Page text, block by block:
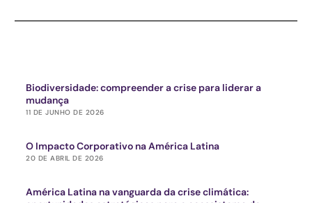
Biodiversidade: compreender a crise para liderar a
mudança
11 DE JUNHO DE 2026
O Impacto Corporativo na América Latina
20 DE ABRIL DE 2026
América Latina na vanguarda da crise climática: